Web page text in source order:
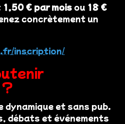
1,50 € par mois ou 18 €
concrètement un
inscription/
?
dynamique et sans pub.
débats et événements